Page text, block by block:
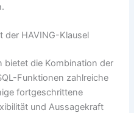
der HAVING-Klausel
bietet die Kombination der
Funktionen zahlreiche
fortgeschrittene
und Aussagekraft